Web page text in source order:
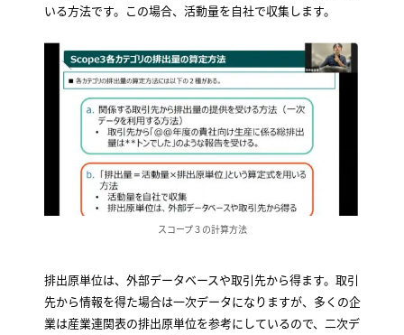
いる方法です。この場合、活動量を自社で収集します。
スコープ３の計算方法
排出原単位は、外部データベースや取引先から得ます。取引
先から情報を得た場合は一次データになりますが、多くの企
業は産業連関表の排出原単位を参考にしているので、二次デ